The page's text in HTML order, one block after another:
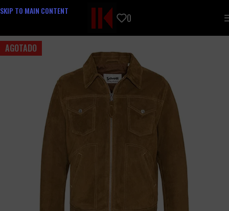
SKIP TO MAIN CONTENT
0
AGOTADO